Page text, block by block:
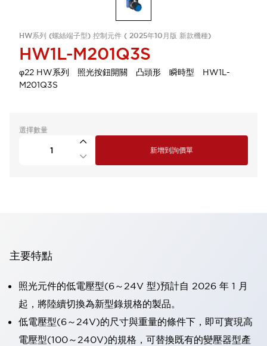
HW系列 (螺絲端子型) 控制元件 ( 2025年10月版 新款機種)
HW1L-M201Q3S
φ22 HW系列 照光按鈕開關 凸頭形 瞬時型 HW1L-
M201Q3S
選擇數量
新增到詢價單
主要特點
照光元件的低電壓型(6～24V 型)預計自 2026 年 1 月
起，將陸續切換為新型錄規格的製品。
低電壓型(6～24V)的尺寸與重量的條件下，即可實現高
電壓型(100～240V)的規格，可替換既有的變壓器型產